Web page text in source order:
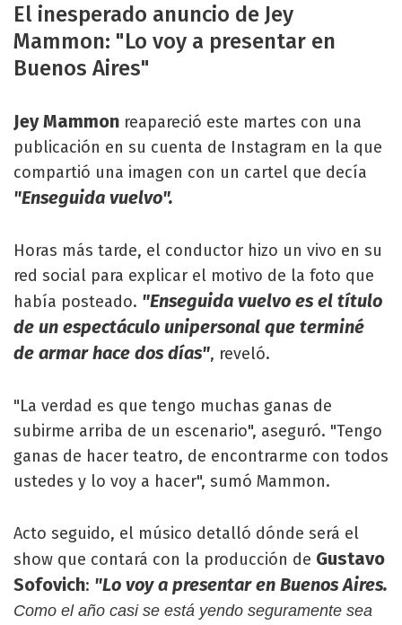
El inesperado anuncio de Jey
Mammon: "Lo voy a presentar en
Buenos Aires"
Jey Mammon reapareció este martes con una
publicación en su cuenta de Instagram en la que
compartió una imagen con un cartel que decía
"Enseguida vuelvo".
Horas más tarde, el conductor hizo un vivo en su
red social para explicar el motivo de la foto que
había posteado. "Enseguida vuelvo es el título
de un espectáculo unipersonal que terminé
de armar hace dos días", reveló.
"La verdad es que tengo muchas ganas de
subirme arriba de un escenario", aseguró. "Tengo
ganas de hacer teatro, de encontrarme con todos
ustedes y lo voy a hacer", sumó Mammon.
Acto seguido, el músico detalló dónde será el
show que contará con la producción de Gustavo
Sofovich: "Lo voy a presentar en Buenos Aires.
Como el año casi se está yendo seguramente sea